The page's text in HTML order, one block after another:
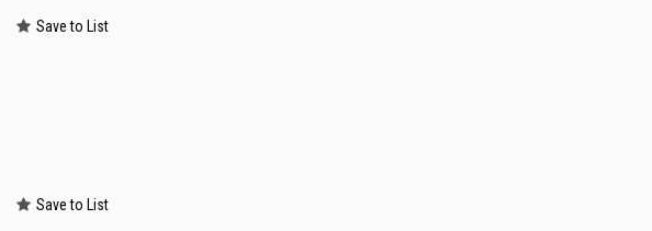
Save to List
Save to List